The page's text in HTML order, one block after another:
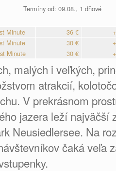
Termíny od: 09.08., 1 dňové
Minute 36 €
Minute 30 €
Minute 30 €
malých i veľkých,
atrakcií,
V prekrásnom
jazera leží najväčší
Neusiedlersee. Na
čaká veľa